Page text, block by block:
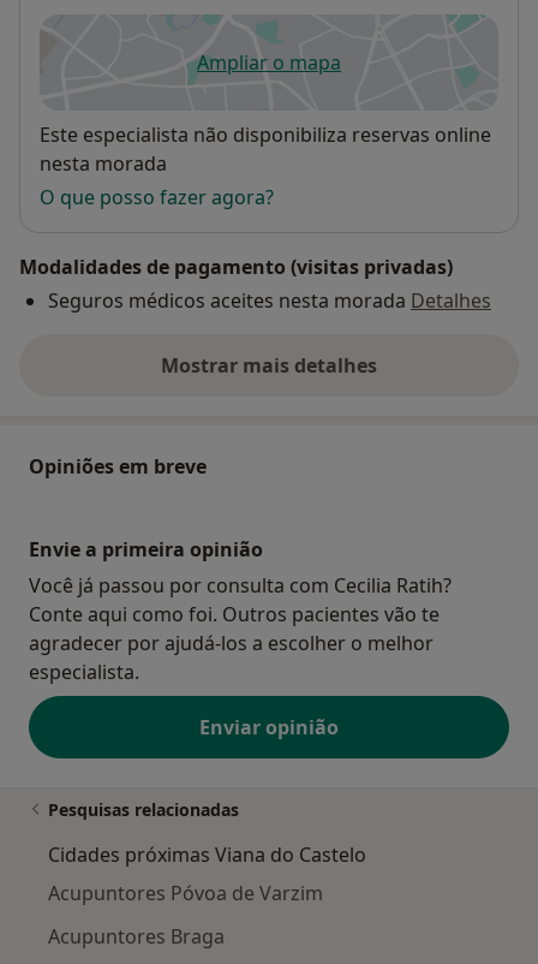
Ampliar o mapaabre num novo separador
Disponibilidade
Este especialista não disponibiliza reservas online
nesta morada
O que posso fazer agora?
Modalidades de pagamento (visitas privadas)
Seguros médicos aceites nesta morada Detalhes
Mostrar mais detalhes
sobre o endereço
Opiniões em breve
Envie a primeira opinião
Você já passou por consulta com Cecilia Ratih?
Conte aqui como foi. Outros pacientes vão te
agradecer por ajudá-los a escolher o melhor
especialista.
Enviar opinião
Pesquisas relacionadas
Cidades próximas Viana do Castelo
Acupuntores Póvoa de Varzim
Acupuntores Braga